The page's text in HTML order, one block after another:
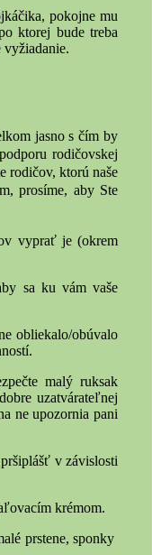
pokojne mu
ktorej bude treba
jasno s čím by
rodičovskej
rodičov, ktorú naše
prosíme, aby Ste
vyprať je (okrem
sa ku vám vaše
obliekalo/obúvalo
malý ruksak
uzatvárateľnej
ne upozornia pani
v závislosti
krémom.
prstene, sponky